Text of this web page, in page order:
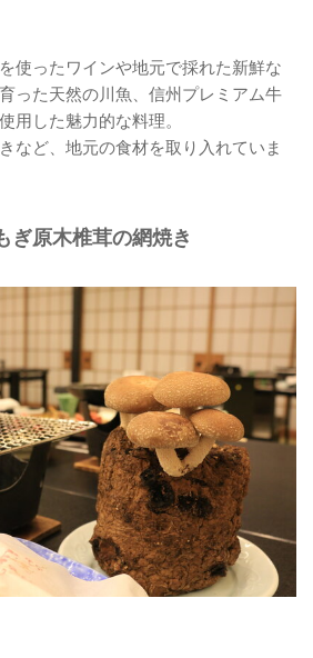
使ったワインや地元で採れた新鮮な
った天然の川魚、信州プレミアム牛
用した魅力的な料理。
など、地元の食材を取り入れていま
原木椎茸の網焼き